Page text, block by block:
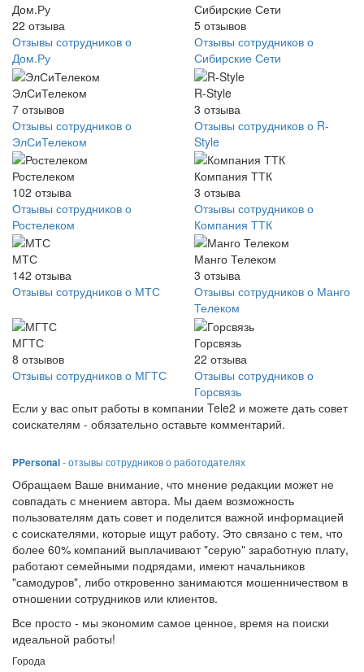
Дом.Ру
22 отзыва
Отзывы сотрудников о
Дом.Ру
Сибирские Сети
5 отзывов
Отзывы сотрудников о
Сибирские Сети
ЭлСиТелеком
7 отзывов
Отзывы сотрудников о
ЭлСиТелеком
R-Style
3 отзыва
Отзывы сотрудников о R-
Style
Ростелеком
102 отзыва
Отзывы сотрудников о
Ростелеком
Компания ТТК
3 отзыва
Отзывы сотрудников о
Компания ТТК
МТС
142 отзыва
Отзывы сотрудников о МТС
Манго Телеком
3 отзыва
Отзывы сотрудников о Манго
Телеком
МГТС
8 отзывов
Отзывы сотрудников о МГТС
Горсвязь
22 отзыва
Отзывы сотрудников о
Горсвязь
Если у вас опыт работы в компании Tele2 и можете дать совет
соискателям - обязательно оставьте комментарий.
PPersonal- отзывы сотрудников о работодателях
Обращаем Ваше внимание, что мнение редакции может не
совпадать с мнением автора. Мы даем возможность
пользователям дать совет и поделится важной информацией
с соискателями, которые ищут работу. Это связано с тем, что
более 60% компаний выплачивают "серую" заработную плату,
работают семейными подрядами, имеют начальников
"самодуров", либо откровенно занимаются мошенничеством в
отношении сотрудников или клиентов.
Все просто - мы экономим самое ценное, время на поиски
идеальной работы!
Города